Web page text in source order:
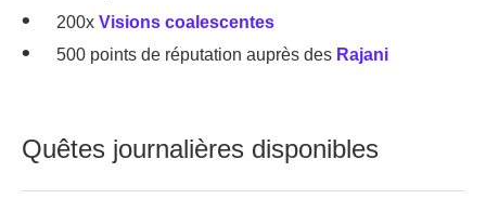
200x Visions coalescentes
500 points de réputation auprès des Rajani
Quêtes journalières disponibles